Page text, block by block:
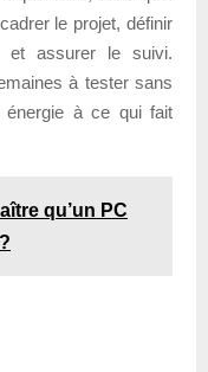
le projet, définir
et assurer le suivi.
à tester sans
énergie à ce qui fait
qu’un PC